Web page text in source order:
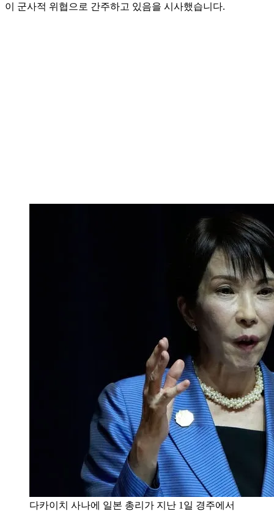
이 군사적 위협으로 간주하고 있음을 시사했습니다.
다카이치 사나에 일본 총리가 지난 1일 경주에서